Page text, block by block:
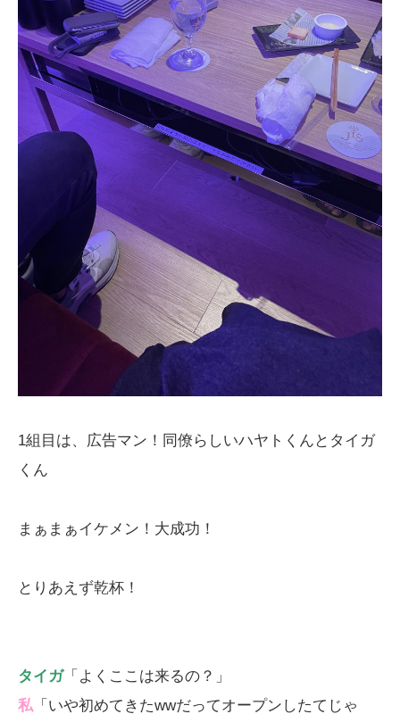
1組目は、広告マン！同僚らしいハヤトくんとタイガ
くん
まぁまぁイケメン！大成功！
とりあえず乾杯！
タイガ「よくここは来るの？」
私 「いや初めてきたwwだってオープンしたてじゃ